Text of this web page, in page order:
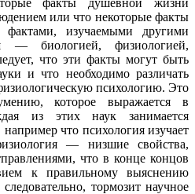
или что некоторые факты
изучаемыми другими
— биологией, физиологией,
что эти факты могут быть
и что необходимо различать
психологию. Это
которое выражается в
из этих наук занимается
что психология изучает
— низшие свойства,
что в конце концов
к правильному выяснению
тормозит научное